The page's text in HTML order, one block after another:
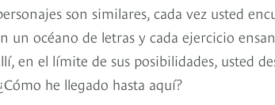
son similares, cada vez usted
un océano de letras y cada ejercicio
en el límite de sus posibilidades, usted
he llegado hasta aquí?